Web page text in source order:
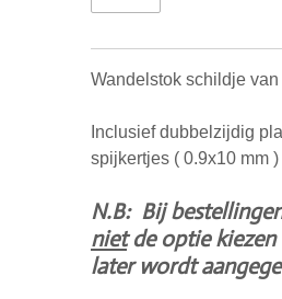
Wandelstok schildje
Inclusief dubbelzijdig
spijkertjes ( 0.9x10 mm )
N.B: Bij
nietde optie kiezen
later wordt